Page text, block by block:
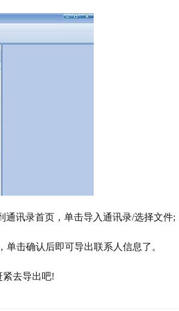
通讯录首页，单击导入通讯录/选择文
单击确认后即可导出联系人信息了。
紧去导出吧!